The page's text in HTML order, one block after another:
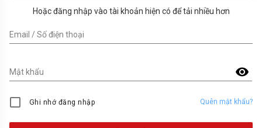
Hoặc đăng nhập vào tài khoản hiện có để tải nhiều hơn
Email / Số điện thoại
visibility
Mật khẩu
Ghi nhớ đăng nhập Quên mật khẩu?